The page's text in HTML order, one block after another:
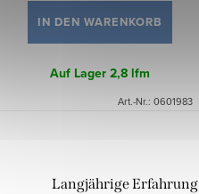
IN DEN WARENKORB
Auf Lager2,8 lfm
Art.-Nr.: 0601983
Langjährige Erfahrung